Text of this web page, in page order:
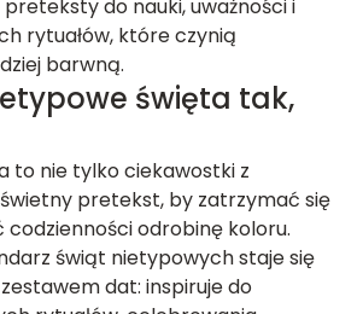
do nauki, uważności i
rytuałów, które czynią
barwną.
święta tak,
to nie tylko ciekawostki z
pretekst, by zatrzymać się
codzienności odrobinę koloru.
świąt nietypowych staje się
dat: inspiruje do